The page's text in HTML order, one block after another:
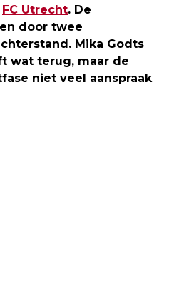
FC Utrecht. De
door twee
Mika Godts
wat terug, maar de
niet veel aanspraak